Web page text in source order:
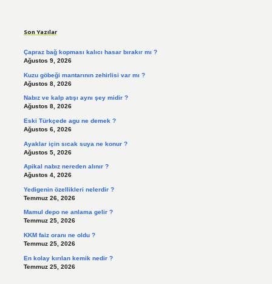
Son Yazılar
Çapraz bağ kopması kalıcı hasar bırakır mı ?
Ağustos 9, 2026
Kuzu göbeği mantarının zehirlisi var mı ?
Ağustos 8, 2026
Nabız ve kalp atışı aynı şey midir ?
Ağustos 8, 2026
Eski Türkçede agu ne demek ?
Ağustos 6, 2026
Ayaklar için sıcak suya ne konur ?
Ağustos 5, 2026
Apikal nabız nereden alınır ?
Ağustos 4, 2026
Yedigenin özellikleri nelerdir ?
Temmuz 26, 2026
Mamul depo ne anlama gelir ?
Temmuz 25, 2026
KKM faiz oranı ne oldu ?
Temmuz 25, 2026
En kolay kırılan kemik nedir ?
Temmuz 25, 2026